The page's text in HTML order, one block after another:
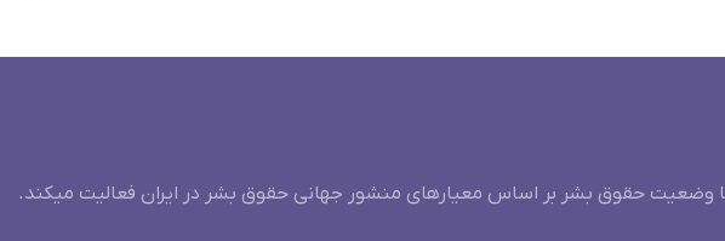
وضعیت حقوق بشر بر اساس معیارهای منشور جهانی حقوق بشر در ایران فعالیت میکند.